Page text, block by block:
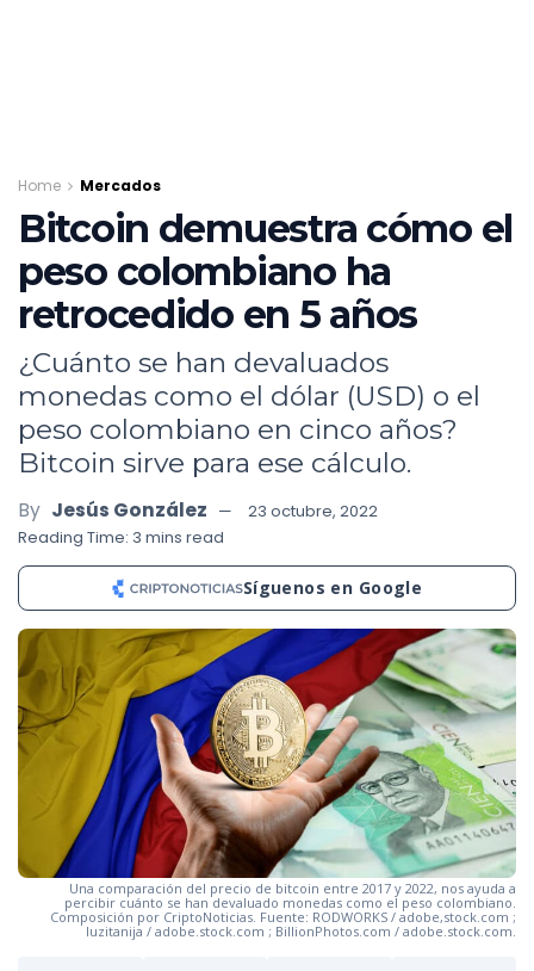
Home Mercados
Bitcoin demuestra cómo el
peso colombiano ha
retrocedido en 5 años
¿Cuánto se han devaluados
monedas como el dólar (USD) o el
peso colombiano en cinco años?
Bitcoin sirve para ese cálculo.
By Jesús González
23 octubre, 2022
Reading Time: 3 mins read
Síguenos en Google
Una comparación del precio de bitcoin entre 2017 y 2022, nos ayuda a
percibir cuánto se han devaluado monedas como el peso colombiano.
Composición por CriptoNoticias. Fuente: RODWORKS / adobe,stock.com ;
luzitanija / adobe.stock.com ; BillionPhotos.com / adobe.stock.com.